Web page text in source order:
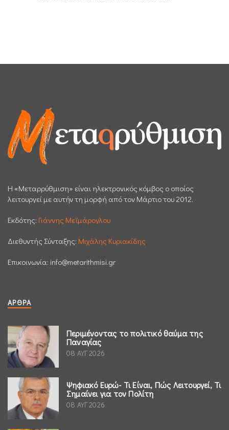
H «Μεταρρύθμιση» είναι ηλεκτρονικός κόμβος ο οποίος
λειτουργεί με αυτήν τη μορφή από τον Μάρτιο του 2012.
Εκδότης: Γιάννης Μεϊμάρογλου
Διεθυντής Σύνταξης: Μιχάλης Κυριακίδης
Επικοινωνία: info@metarithmisi.gr
ΆΡΘΡΑ
Περιμένοντας το πολιτικό θαύμα της
Παναγίας
08 ΑΥΓ 2026
Ψηφιακό Ευρώ- Τι Είναι, Πώς Λειτουργεί, Τι
Σημαίνει για τον Πολίτη
08 ΑΥΓ 2026